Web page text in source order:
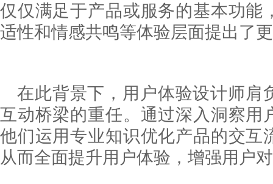
仅仅满足于产品或服务的基本功能
适性和情感共鸣等体验层面提出了
在此背景下，用户体验设计师肩
互动桥梁的重任。通过深入洞察用
他们运用专业知识优化产品的交互
从而全面提升用户体验，增强用户